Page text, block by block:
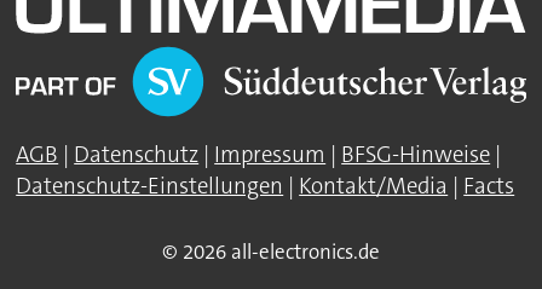
AGB | Datenschutz | Impressum | BFSG-Hinweise |
Datenschutz-Einstellungen | Kontakt/Media | Facts
© 2026 all-electronics.de